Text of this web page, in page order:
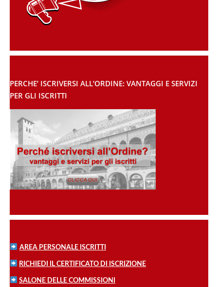
PERCHE’ ISCRIVERSI ALL’ORDINE: VANTAGGI E SERVIZI
PER GLI ISCRITTI
AREA PERSONALE ISCRITTI
RICHIEDI IL CERTIFICATO DI ISCRIZIONE
SALONE DELLE COMMISSIONI